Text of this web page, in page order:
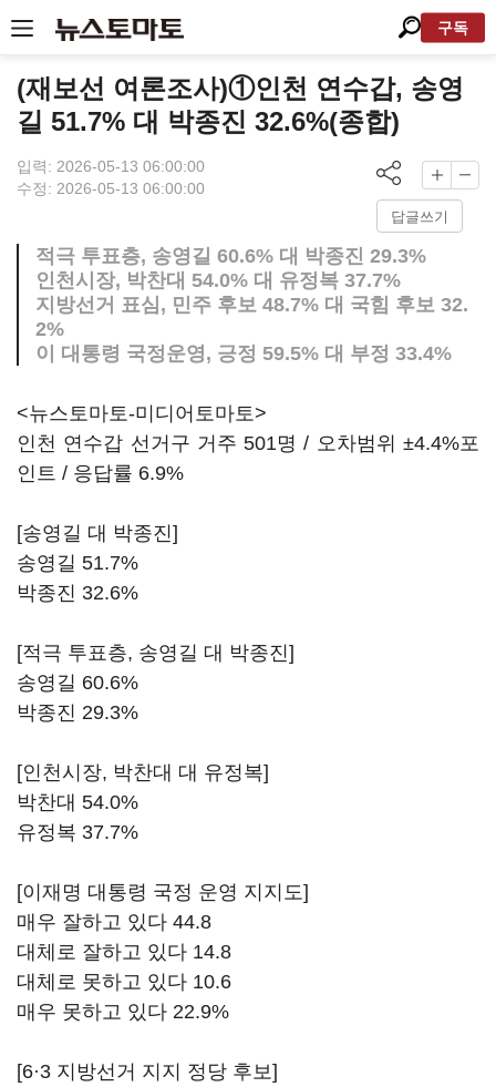
구독
(재보선 여론조사)①인천 연수갑, 송영
길 51.7% 대 박종진 32.6%(종합)
입력: 2026-05-13 06:00:00
수정: 2026-05-13 06:00:00
답글쓰기
적극 투표층, 송영길 60.6% 대 박종진 29.3%
인천시장, 박찬대 54.0% 대 유정복 37.7%
지방선거 표심, 민주 후보 48.7% 대 국힘 후보 32.
2%
이 대통령 국정운영, 긍정 59.5% 대 부정 33.4%
<뉴스토마토-미디어토마토>
인천 연수갑 선거구 거주 501명 / 오차범위 ±4.4%포
인트 / 응답률 6.9%
[송영길 대 박종진]
송영길 51.7%
박종진 32.6%
[적극 투표층, 송영길 대 박종진]
송영길 60.6%
박종진 29.3%
[인천시장, 박찬대 대 유정복]
박찬대 54.0%
유정복 37.7%
[이재명 대통령 국정 운영 지지도]
매우 잘하고 있다 44.8
대체로 잘하고 있다 14.8
대체로 못하고 있다 10.6
매우 못하고 있다 22.9%
[6·3 지방선거 지지 정당 후보]